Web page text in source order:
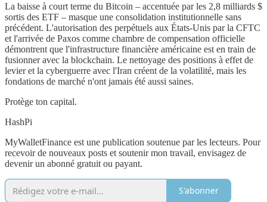
La baisse à court terme du Bitcoin – accentuée par les 2,8 milliards $
sortis des ETF – masque une consolidation institutionnelle sans
précédent. L'autorisation des perpétuels aux États-Unis par la CFTC
et l'arrivée de Paxos comme chambre de compensation officielle
démontrent que l'infrastructure financière américaine est en train de
fusionner avec la blockchain. Le nettoyage des positions à effet de
levier et la cyberguerre avec l'Iran créent de la volatilité, mais les
fondations de marché n'ont jamais été aussi saines.
Protège ton capital.
HashPi
MyWalletFinance est une publication soutenue par les lecteurs. Pour
recevoir de nouveaux posts et soutenir mon travail, envisagez de
devenir un abonné gratuit ou payant.
S'abonner